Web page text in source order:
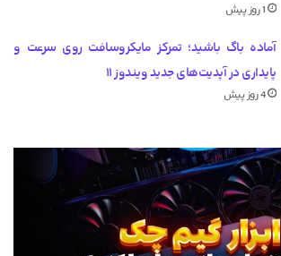
1 روز پیش
آماده باگ باشید؛ تمرکز مایکروسافت روی سرعت و
پایداری در آپدیت‌های جدید ویندوز ۱۱
4 روز پیش